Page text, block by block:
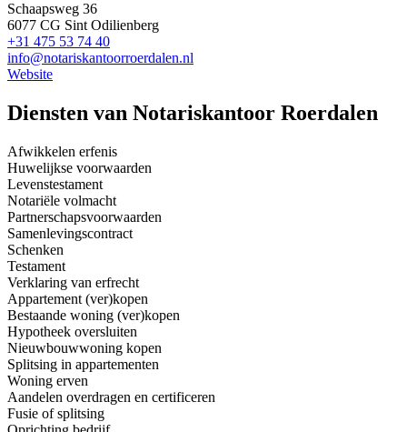
Schaapsweg 36
6077 CG Sint Odilienberg
+31 475 53 74 40
info@notariskantoorroerdalen.nl
Website
Diensten van Notariskantoor Roerdalen
Afwikkelen erfenis
Huwelijkse voorwaarden
Levenstestament
Notariële volmacht
Partnerschapsvoorwaarden
Samenlevingscontract
Schenken
Testament
Verklaring van erfrecht
Appartement (ver)kopen
Bestaande woning (ver)kopen
Hypotheek oversluiten
Nieuwbouwwoning kopen
Splitsing in appartementen
Woning erven
Aandelen overdragen en certificeren
Fusie of splitsing